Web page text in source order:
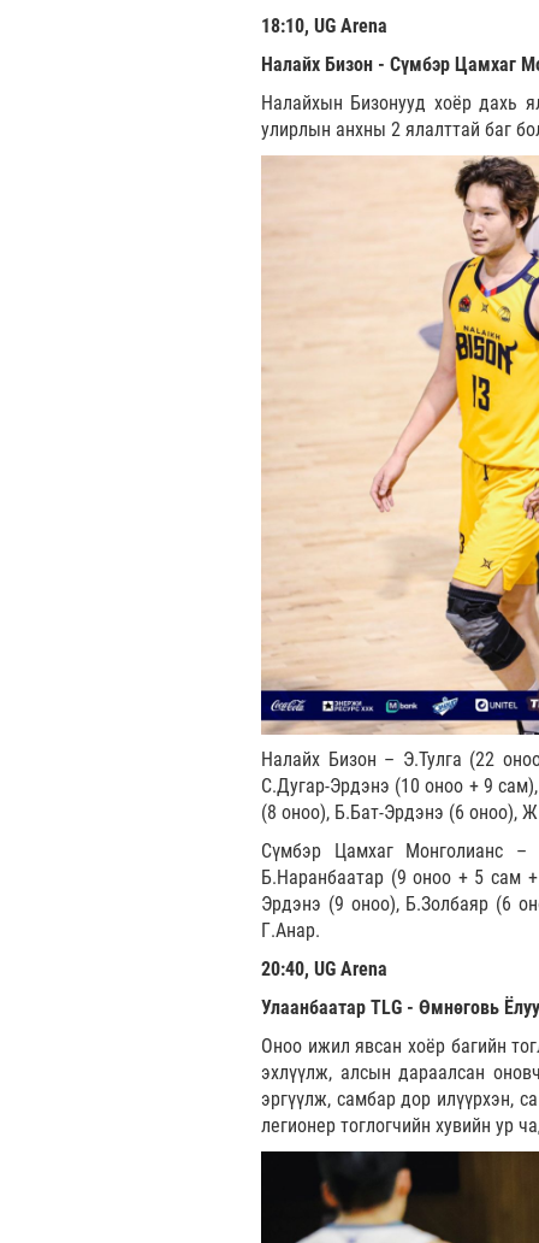
18:10, UG Arena
Налайх Бизон - Сүмбэр Цамхаг
Налайхын Бизонууд хоёр дахь
улирлын анхны 2 ялалттай баг
Налайх Бизон – Э.Тулга (22
С.Дугар-Эрдэнэ (10 оноо + 9
(8 оноо), Б.Бат-Эрдэнэ (6 оноо),
Сүмбэр Цамхаг Монголианс
Б.Наранбаатар (9 оноо + 5 сам
Эрдэнэ (9 оноо), Б.Золбаяр (6
Г.Анар.
20:40, UG Arena
Улаанбаатар TLG - Өмнөговь
Оноо ижил явсан хоёр багийн
эхлүүлж, алсын дараалсан
эргүүлж, самбар дор илүүрхэн,
легионер тоглогчийн хувийн ур